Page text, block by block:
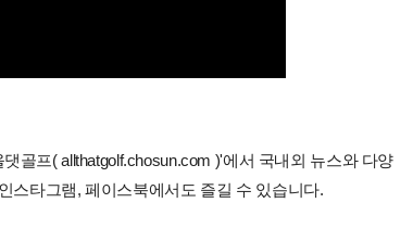
골프( allthatgolf.chosun.com )'에서 국내외 뉴스와 다양
스타그램, 페이스북에서도 즐길 수 있습니다.